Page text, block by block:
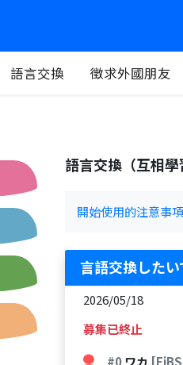
語言交換 徵求外國朋友
語言交換（互相
開始使用的注意事項
言語交換したい
2026/05/18
募集已終止
#0ワカ